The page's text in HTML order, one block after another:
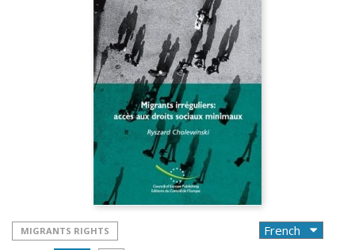
MIGRANTS RIGHTS